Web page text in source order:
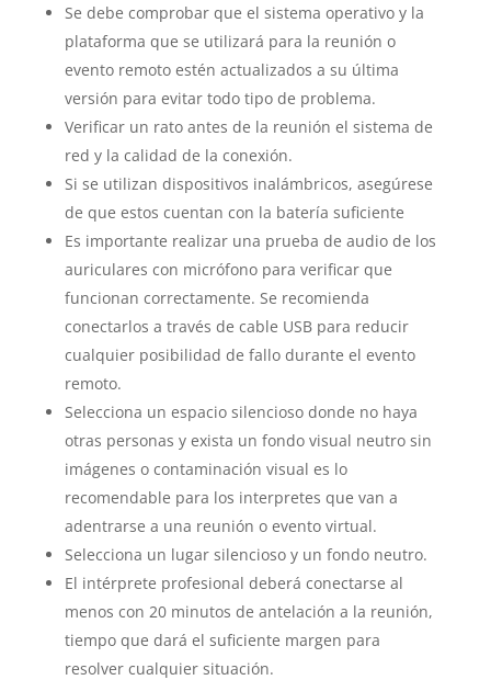
Se debe comprobar que el sistema operativo y la
plataforma que se utilizará para la reunión o
evento remoto estén actualizados a su última
versión para evitar todo tipo de problema.
Verificar un rato antes de la reunión el sistema de
red y la calidad de la conexión.
Si se utilizan dispositivos inalámbricos, asegúrese
de que estos cuentan con la batería suficiente
Es importante realizar una prueba de audio de los
auriculares con micrófono para verificar que
funcionan correctamente. Se recomienda
conectarlos a través de cable USB para reducir
cualquier posibilidad de fallo durante el evento
remoto.
Selecciona un espacio silencioso donde no haya
otras personas y exista un fondo visual neutro sin
imágenes o contaminación visual es lo
recomendable para los interpretes que van a
adentrarse a una reunión o evento virtual.
Selecciona un lugar silencioso y un fondo neutro.
El intérprete profesional deberá conectarse al
menos con 20 minutos de antelación a la reunión,
tiempo que dará el suficiente margen para
resolver cualquier situación.